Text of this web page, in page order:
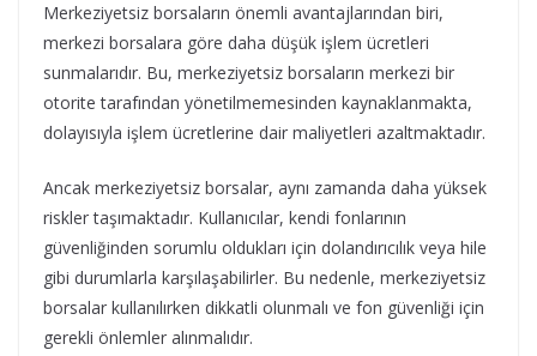
Merkeziyetsiz borsaların önemli avantajlarından biri,
merkezi borsalara göre daha düşük işlem ücretleri
sunmalarıdır. Bu, merkeziyetsiz borsaların merkezi bir
otorite tarafından yönetilmemesinden kaynaklanmakta,
dolayısıyla işlem ücretlerine dair maliyetleri azaltmaktadır.
Ancak merkeziyetsiz borsalar, aynı zamanda daha yüksek
riskler taşımaktadır. Kullanıcılar, kendi fonlarının
güvenliğinden sorumlu oldukları için dolandırıcılık veya hile
gibi durumlarla karşılaşabilirler. Bu nedenle, merkeziyetsiz
borsalar kullanılırken dikkatli olunmalı ve fon güvenliği için
gerekli önlemler alınmalıdır.